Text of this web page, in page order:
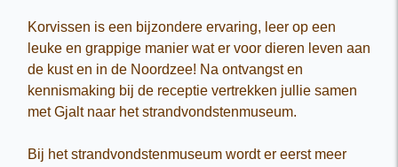
Korvissen is een bijzondere ervaring, leer op een
leuke en grappige manier wat er voor dieren leven aan
de kust en in de Noordzee! Na ontvangst en
kennismaking bij de receptie vertrekken jullie samen
met Gjalt naar het strandvondstenmuseum.
Bij het strandvondstenmuseum wordt er eerst meer